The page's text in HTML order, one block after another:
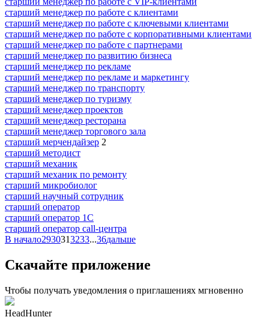
старший менеджер по работе с клиентами
старший менеджер по работе с ключевыми клиентами
старший менеджер по работе с корпоративными клиентами
старший менеджер по работе с партнерами
старший менеджер по развитию бизнеса
старший менеджер по рекламе
старший менеджер по рекламе и маркетингу
старший менеджер по транспорту
старший менеджер по туризму
старший менеджер проектов
старший менеджер ресторана
старший менеджер торгового зала
старший мерчендайзер 2
старший методист
старший механик
старший механик по ремонту
старший микробиолог
старший научный сотрудник
старший оператор
старший оператор 1С
старший оператор call-центра
В начало2930313233...36дальше
Скачайте приложение
Чтобы получать уведомления о приглашениях мгновенно
HeadHunter